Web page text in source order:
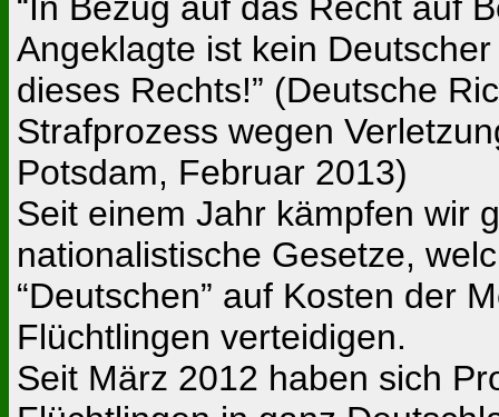
Angeklagte ist kein
dieses Rechts!” (Deutsche
Strafprozess wegen
Potsdam, Februar 2013)
Seit einem Jahr kämpfen wir
nationalistische Gesetze,
“Deutschen” auf Kosten der
Flüchtlingen verteidigen.
Seit März 2012 haben sich